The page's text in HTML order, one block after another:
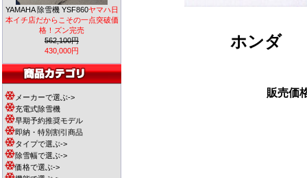
YAMAHA 除雪機 YSF860ヤマハ日
本イチ店だからこその一点突破価
格！ズン完売
562,100円
430,000円
メーカーで選ぶ->
充電式除雪機
早期予約推奨モデル
即納・特別割引商品
タイプで選ぶ->
除雪幅で選ぶ->
価格で選ぶ->
ホンダ
販売